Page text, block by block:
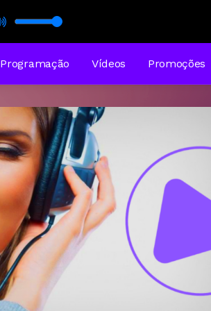
Programação Vídeos Promoções